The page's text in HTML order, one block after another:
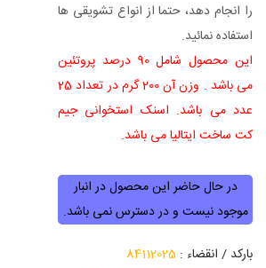
را انجام دهد، حتما از انواع تشویقی ها
استفاده نمائید.
این محصول شامل 90 درصد پروتئین
می باشد . وزن آن 200 گرم در تعداد 25
عدد می باشد. اسنک استخوانی جیم
کت ساخت ایتالیا می باشد.
در حال حاضر این محصول در انبار
موجود نیست و در دسترس نمی باشد.
بارکد / انقضاء : 84112025